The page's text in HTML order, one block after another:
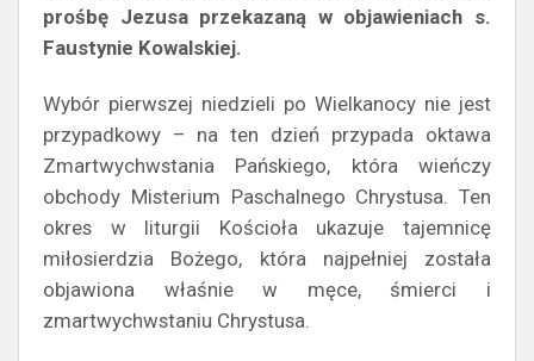
prośbę Jezusa przekazaną w objawieniach s.
Faustynie Kowalskiej.
Wybór pierwszej niedzieli po Wielkanocy nie jest
przypadkowy – na ten dzień przypada oktawa
Zmartwychwstania Pańskiego, która wieńczy
obchody Misterium Paschalnego Chrystusa. Ten
okres w liturgii Kościoła ukazuje tajemnicę
miłosierdzia Bożego, która najpełniej została
objawiona właśnie w męce, śmierci i
zmartwychwstaniu Chrystusa.